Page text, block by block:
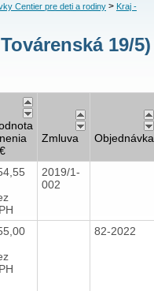
Centier pre deti a rodiny> Kraj -
19/5)
Zmluva Objednávka
2019/1-
002
82-2022